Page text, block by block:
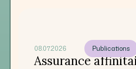
08.07.2026
Assurance
Publications